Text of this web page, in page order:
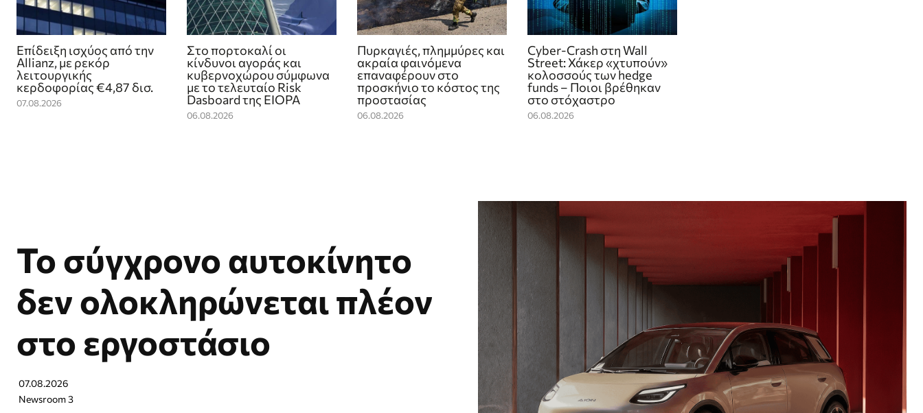
Επίδειξη ισχύος από την
Allianz, με ρεκόρ
λειτουργικής
κερδοφορίας €4,87 δισ.
07.08.2026
Στο πορτοκαλί οι
κίνδυνοι αγοράς και
κυβερνοχώρου σύμφωνα
με το τελευταίο Risk
Dasboard της EIOPA
06.08.2026
Πυρκαγιές, πλημμύρες και
ακραία φαινόμενα
επαναφέρουν στο
προσκήνιο το κόστος της
προστασίας
06.08.2026
Cyber-Crash στη Wall
Street: Χάκερ «χτυπούν»
κολοσσούς των hedge
funds – Ποιοι βρέθηκαν
στο στόχαστρο
06.08.2026